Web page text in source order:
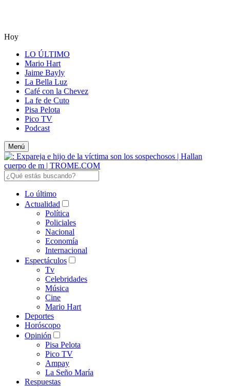
Hoy
LO ÚLTIMO
Mario Hart
Jaime Bayly
La Bella Luz
Café con la Chevez
La fe de Cuto
Pisa Pelota
Pico TV
Podcast
Menú
Lo último
Actualidad
Política
Policiales
Nacional
Economía
Internacional
Espectáculos
Tv
Celebridades
Música
Cine
Mario Hart
Deportes
Horóscopo
Opinión
Pisa Pelota
Pico TV
Ampay
La Seño María
Respuestas